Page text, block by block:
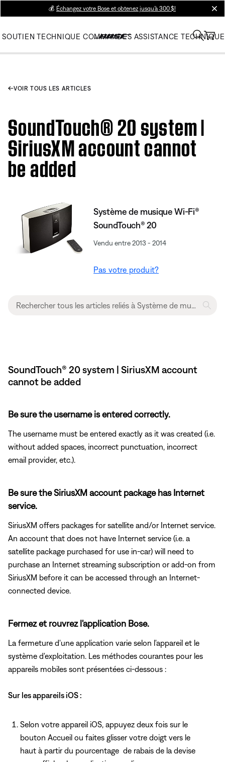
💰 Échangez votre Bose et obtenez jusqu’à 300 $!
SOUTIEN TECHNIQUE COMMANDES ASSISTANCE TECHNIQUE
VOIR TOUS LES ARTICLES
SoundTouch® 20 system |
SiriusXM account cannot
be added
Système de musique Wi-Fi®
SoundTouch® 20
Vendu entre 2013 - 2014
Pas votre produit?
SoundTouch® 20 system | SiriusXM account
cannot be added
Be sure the username is entered correctly.
The username must be entered exactly as it was created (i.e.
without added spaces, incorrect punctuation, incorrect
email provider, etc.).
Be sure the SiriusXM account package has Internet
service.
SiriusXM offers packages for satellite and/or Internet service.
An account that does not have Internet service (i.e. a
satellite package purchased for use in-car) will need to
purchase an Internet streaming subscription or add-on from
SiriusXM before it can be accessed through an Internet-
connected device.
Fermez et rouvrez l'application Bose.
La fermeture d'une application varie selon l'appareil et le
système d'exploitation. Les méthodes courantes pour les
appareils mobiles sont présentées ci-dessous :
Sur les appareils iOS :
Selon votre appareil iOS, appuyez deux fois sur le
bouton Accueil ou faites glisser votre doigt vers le
haut à partir du pourcentage de rabais de la devise